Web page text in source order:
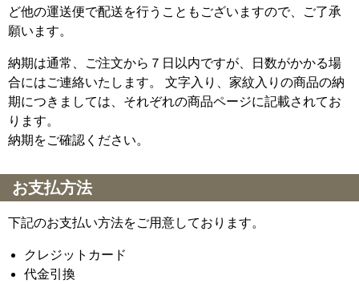
ど他の運送便で配送を行うこともございますので、ご了承
願います。
納期は通常、ご注文から７日以内ですが、日数がかかる場
合にはご連絡いたします。 文字入り、家紋入りの商品の納
期につきましては、それぞれの商品ページに記載されてお
ります。
納期をご確認ください。
お支払方法
下記のお支払い方法をご用意しております。
クレジットカード
代金引換